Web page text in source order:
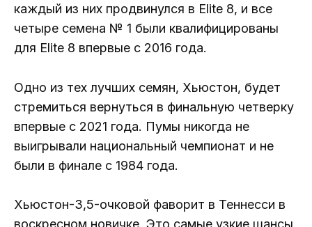
каждый из них продвинулся в Elite 8, и все
четыре семена № 1 были квалифицированы
для Elite 8 впервые с 2016 года.
Одно из тех лучших семян, Хьюстон, будет
стремиться вернуться в финальную четверку
впервые с 2021 года. Пумы никогда не
выигрывали национальный чемпионат и не
были в финале с 1984 года.
Хьюстон-3,5-очковой фаворит в Теннесси в